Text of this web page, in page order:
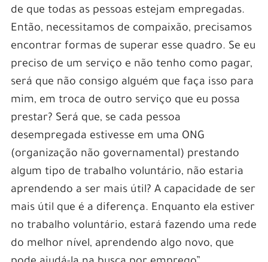
de que todas as pessoas estejam empregadas.
Então, necessitamos de compaixão, precisamos
encontrar formas de superar esse quadro. Se eu
preciso de um serviço e não tenho como pagar,
será que não consigo alguém que faça isso para
mim, em troca de outro serviço que eu possa
prestar? Será que, se cada pessoa
desempregada estivesse em uma ONG
(organização não governamental) prestando
algum tipo de trabalho voluntário, não estaria
aprendendo a ser mais útil? A capacidade de ser
mais útil que é a diferença. Enquanto ela estiver
no trabalho voluntário, estará fazendo uma rede
do melhor nível, aprendendo algo novo, que